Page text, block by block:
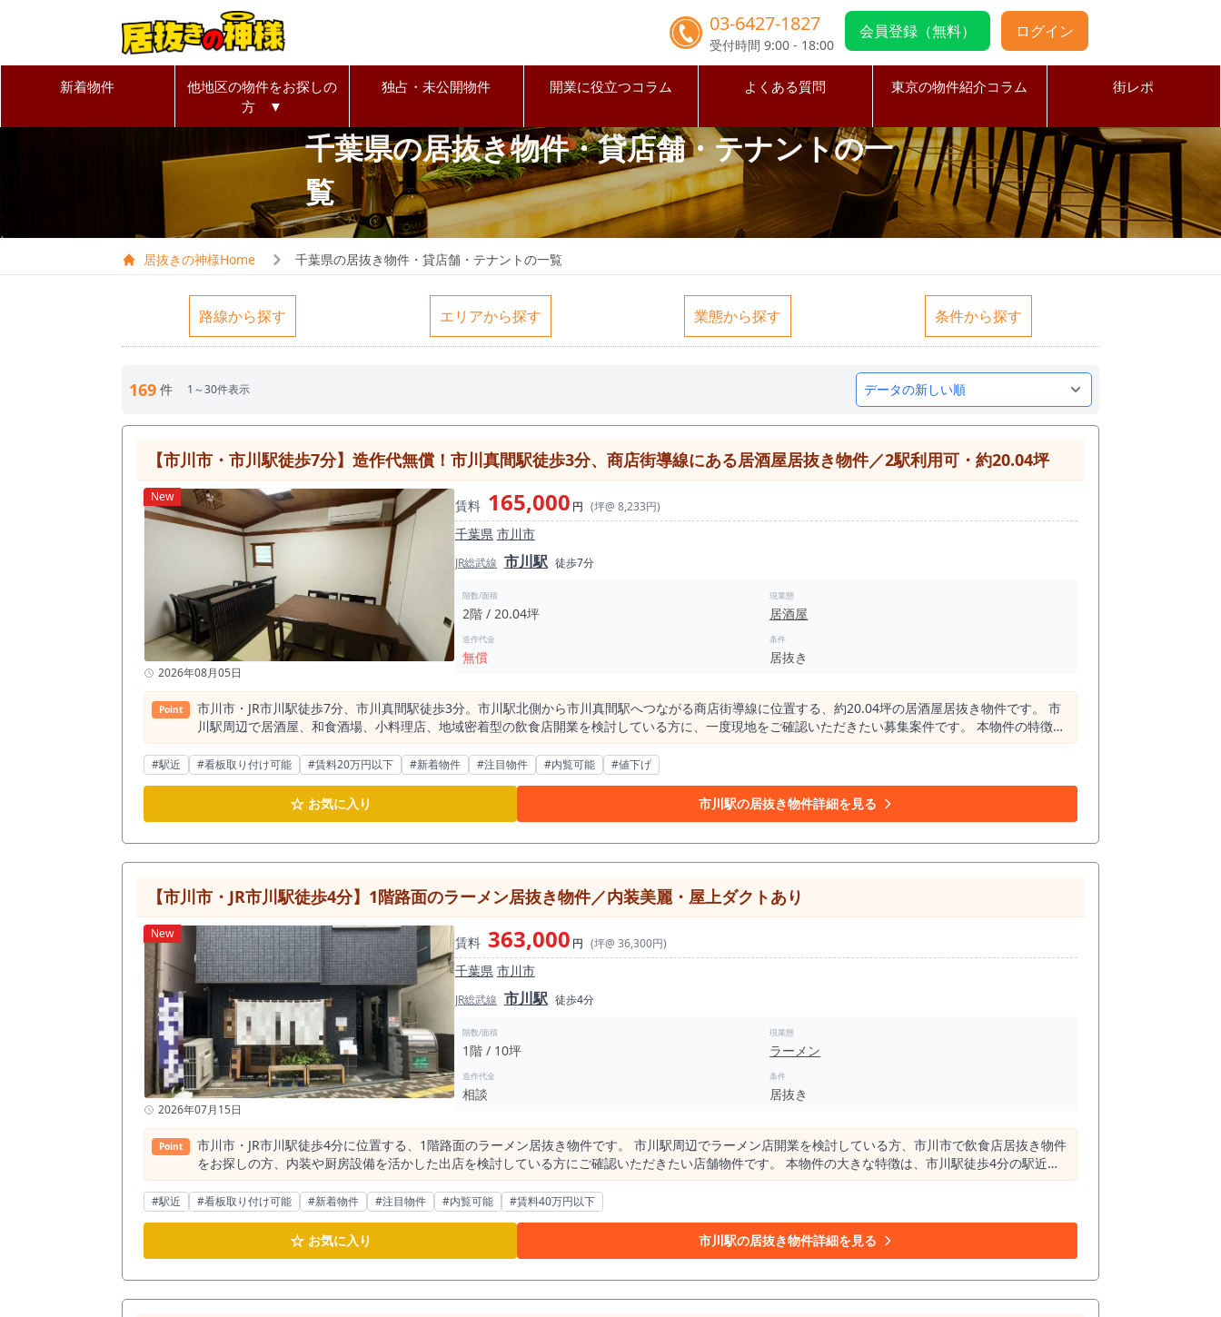
03-6427-1827
受付時間 9:00 - 18:00
会員登録（無料） ログイン
新着物件
他地区の物件をお探しの
方 ▼
独占・未公開物件 開業に役立つコラム よくある質問 東京の物件紹介コラム 街レポ
千葉県の居抜き物件・貸店舗・テナントの一
覧
居抜きの神様Home 千葉県の居抜き物件・貸店舗・テナントの一覧
路線から探す エリアから探す 業態から探す 条件から探す
169 件 1～30件表示
【市川市・市川駅徒歩7分】造作代無償！市川真間駅徒歩3分、商店街導線にある居酒屋居抜き物件／2駅利用可・約20.04坪
New
2026年08月05日
賃料 165,000 円 (坪@ 8,233円)
千葉県 市川市
JR総武線 市川駅 徒歩7分
階数/面積
2階 / 20.04坪
現業態
居酒屋
造作代金
無償
条件
居抜き
Point
市川市・JR市川駅徒歩7分、市川真間駅徒歩3分。市川駅北側から市川真間駅へつながる商店街導線に位置する、約20.04坪の居酒屋居抜き物件です。 市
川駅周辺で居酒屋、和食酒場、小料理店、地域密着型の飲食店開業を検討している方に、一度現地をご確認いただきたい募集案件です。 本物件の特徴
は、市川駅前の繁華街中心部ではなく、市川駅北側と市川真間駅周辺の生活導線を両方狙える立地にある点です。 市川駅から徒歩7分、市川真間駅から
徒歩3分という距離感のため、市川駅利用者だけでなく、市川真間駅周辺の住民、近隣勤務者、商店街利用者の日常利用も視野に入れた店舗づくりが検
討できます。 JR市川駅は総武線・総武快速線が利用でき、1日約11万人規模の乗降がある駅です。 市川駅半径500m圏内には飲食店が約345店、そのう
ち居酒屋が約67店確認されています。 また、市川真間駅半径300m以内にも居酒屋が約51店あり、市川駅北側から市川真間駅周辺にかけて、飲食利用・
夜利用の需要が形成されているエリアといえます。 本物件は約20.04坪の居酒屋居抜き物件です。 小さすぎず、大きすぎないサイズ感で、カウンター席
数25日、1日あたり20名から30名の来店を目標に置くと、月商175万円から337万円程度を一つの試算レンジとして検討できます。 もちろん、これは席
数、営業時間、メニュー単価、回転数、人員体制、原価率、家賃条件によって大きく変動します。 内見時には、実際の席数、厨房動線、提供スピード、
想定客単価をもとに、無理のない売上計画を組めるか確認することが重要です。 この立地で狙いたいのは、市川駅の人流だけに頼る店舗ではなく、市川
真間側の生活圏も取り込む店舗です。 例えば、平日は近隣勤務者や住民向けに定食・一品料理を用意し、夜は小料理とお酒を楽しめる和食酒場として運
営する形。 あるいは、焼鳥・煮込み・刺身・揚げ物など、分かりやすい看板商品を持たせて、地域の方が普段使いしやすい価格帯でリピートを狙う戦略
も考えられます。 周辺には生活店舗や飲食店が点在しており、駅前大型繁華街のような強い通行量に頼るというより、商店街導線の中で「ここに店があ
る」と認知されることが重要です。 そのため、看板、入口まわり、メニュー掲出、価格帯の分かりやすさ、店内の見え方が集客面の確認ポイントになり
ます。 特に居酒屋居抜きの場合、外観と入口の印象で入りやすさが変わるため、現地で上がり口、階段、看板位置、通りからの見え方をしっかり確認し
たい物件です。 現況は居酒屋居抜きです。 既存造作や厨房設備、客席レイアウトを活用できる場合、スケルトンから店舗を作る場合と比較して、開業
準備期間や工事範囲を抑えられる可能性があります。 同業態または近い業態で検討する場合は、厨房、排気、給排水、電気・ガス容量、空調、客席配
置、カウンター・テーブルの使い方を内見時に確認することで、出店後の営業イメージを作りやすくなります。 一方で、業態業種制限としてカラオケ・
風営法関連は制限があります。また、営業時間については24時以降要相談です。 深夜営業を前提とする場合は、事前確認が必要です。 共用部分の階段
清掃、上水道使用料金、水道使用料金、共用部分階段電気代などの費用・運用条件もありますので、契約前に詳細をご確認ください。 市川駅周辺で居酒
屋居抜き物件を探している方、市川真間駅周辺の生活導線を狙いたい方、20坪前後の店舗で地域密着型の居酒屋・和食酒場を検討している方には、一度
内見していただきたい物件です。市川駅徒歩7分、市川真間駅徒歩3分、商店街導線にある約20.04坪の居酒屋居抜き。 市川駅の駅力と、市川真間周辺の
生活需要を両方見ながら出店判断できる募集案件です。
#駅近 #看板取り付け可能 #賃料20万円以下 #新着物件 #注目物件 #内覧可能 #値下げ
☆ お気に入り 市川駅の居抜き物件詳細を見る
【市川市・JR市川駅徒歩4分】1階路面のラーメン居抜き物件／内装美麗・屋上ダクトあり
New
2026年07月15日
賃料 363,000 円 (坪@ 36,300円)
千葉県 市川市
JR総武線 市川駅 徒歩4分
階数/面積
1階 / 10坪
現業態
ラーメン
造作代金
相談
条件
居抜き
Point
市川市・JR市川駅徒歩4分に位置する、1階路面のラーメン居抜き物件です。 市川駅周辺でラーメン店開業を検討している方、市川市で飲食店居抜き物件
をお探しの方、内装や厨房設備を活かした出店を検討している方にご確認いただきたい店舗物件です。 本物件の大きな特徴は、市川駅徒歩4分の駅近立
地と、視認性を確保しやすい1階路面店舗である点です。 JR市川駅は総武快速線と中央・総武線各駅停車が利用でき、都心方面へのアクセスも良好な市
川市内の主要駅です。 駅周辺には商業施設、住宅、事業所、飲食店が集まり、ランチ需要、夕食需要、駅利用者の立ち寄り需要、近隣住民の日常利用な
ど、複数の来店動機を想定しやすいエリアです。 市川駅半径500m圏内には飲食店が約342件あり、そのうちラーメン店は約20件確認されています。 外
食需要が形成されている駅前エリアで、ラーメン店、つけ麺店、まぜそば店、油そば店、中華そば店、町中華、麺業態などを検討する方にとって、既存
のラーメン店跡地を活用できる可能性がある点は大きな検討材料となります。 本物件は内装美麗なラーメン居抜き物件です。 既存の厨房、客席、内
#駅近 #看板取り付け可能 #新着物件 #注目物件 #内覧可能 #賃料40万円以下
☆ お気に入り 市川駅の居抜き物件詳細を見る